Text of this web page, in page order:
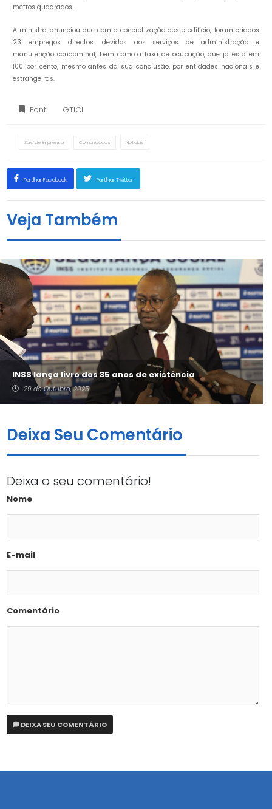
metros quadrados.
A ministra anunciou que com a concretização deste edifício, foram criados
23 empregos directos, devidos aos serviços de administração e
manutenção condominal, bem como a taxa de ocupação, que já está em
100 por cento, mesmo antes da sua conclusão, por entidades nacionais e
estrangeiras.
Font: GTICI
Sala de Imprensa Comunicados Notícias
Partilhar Facebook Partilhar Twitter
Veja Também
INSS lança livro dos 35 anos de existência
29 de Outubro, 2025
Deixa Seu Comentário
Deixa o seu comentário!
Nome
E-mail
Comentário
DEIXA SEU COMENTÁRIO